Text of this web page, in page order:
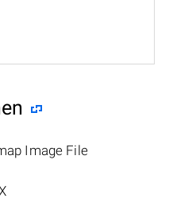
Image File